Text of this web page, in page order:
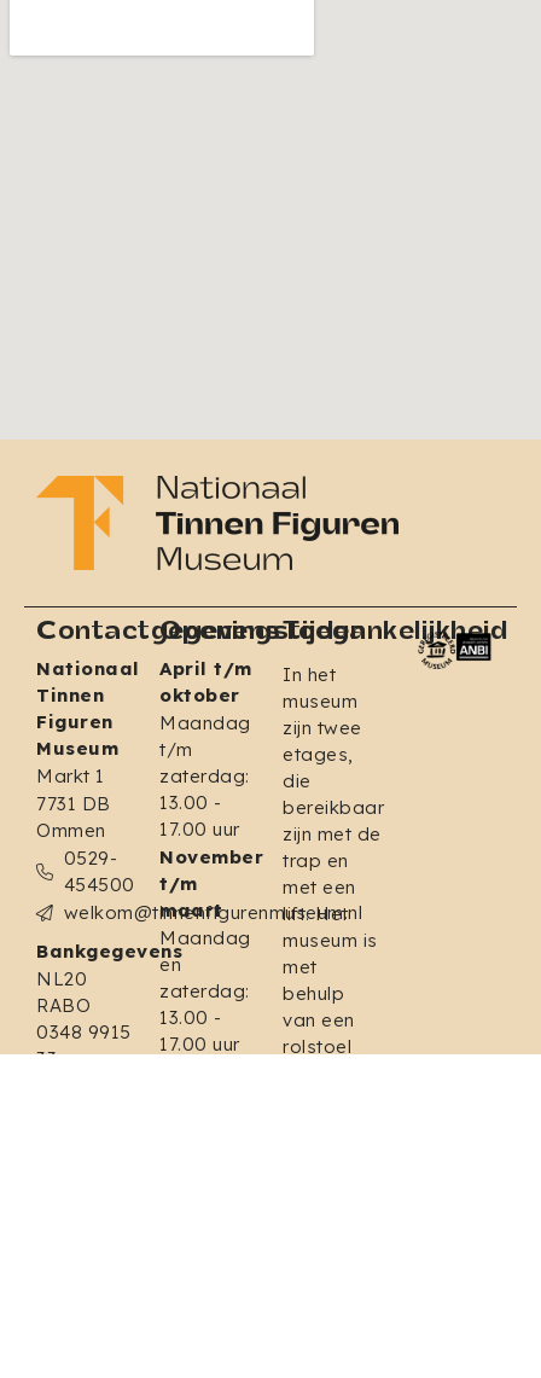
Contactgegevens
Nationaal
Tinnen
Figuren
Museum
Markt 1
7731 DB
Ommen
0529-
454500
welkom@tinnenfigurenmuseum.nl
Bankgegevens
NL20
RABO
0348 9915
33
Openingstijden
April t/m
oktober
Maandag
t/m
zaterdag:
13.00 -
17.00 uur
November
t/m
maart
Maandag
en
zaterdag:
13.00 -
17.00 uur
Toegankelijkheid
In het
museum
zijn twee
etages,
die
bereikbaar
zijn met de
trap en
met een
lift. Het
museum is
met
behulp
van een
rolstoel